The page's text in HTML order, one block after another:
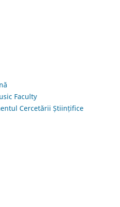
Faculty
Cercetării Științifice